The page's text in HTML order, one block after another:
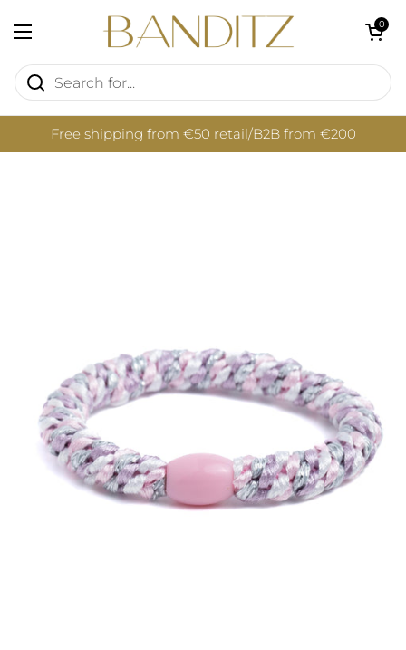
Open menu
Open cart
0
Free shipping from €50 retail/B2B from €200